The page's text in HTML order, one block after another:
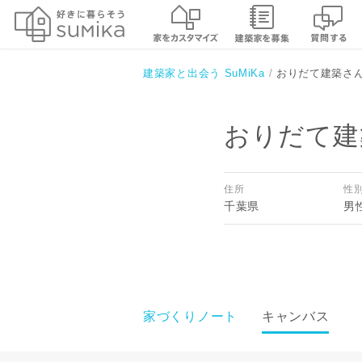
建築家と出会う SuMiKa おりだて建築さ
おりだて
住所
千葉県
性
男
家づくりノート キャンバス